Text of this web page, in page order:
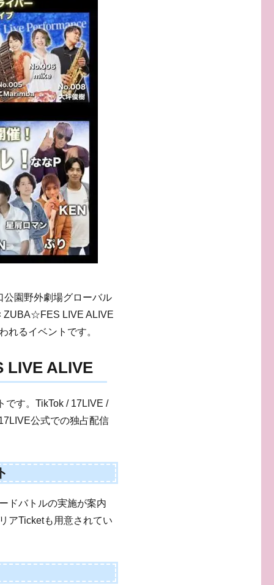
公園野外劇場グローバル
ZUBA☆FES LIVE ALIVE
れるイベントです。
ALIVE
す。TikTok / 17LIVE /
公式での独占配信
ドバトルの実施が案内
アTicketも用意されてい